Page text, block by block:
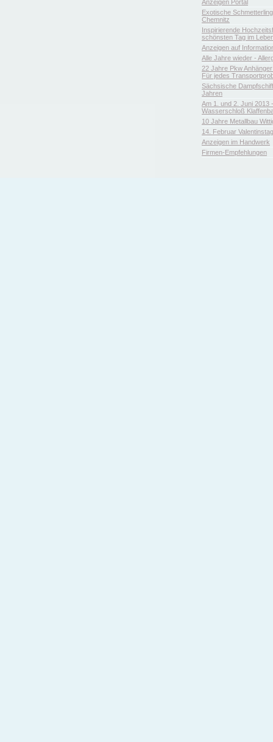
Anzeigen Portal
Exotische
Chemnitz
Inspirierende
schönsten Tag im
Anzeigen auf
Alle Jahre wieder -
22 Jahre Pkw
Für jedes
Sächsische
Jahren
Am 1. und 2. Juni 2013
Wasserschloß
10 Jahre Metallbau
14. Februar
Anzeigen im Handwerk
Firmen-Empfehlungen